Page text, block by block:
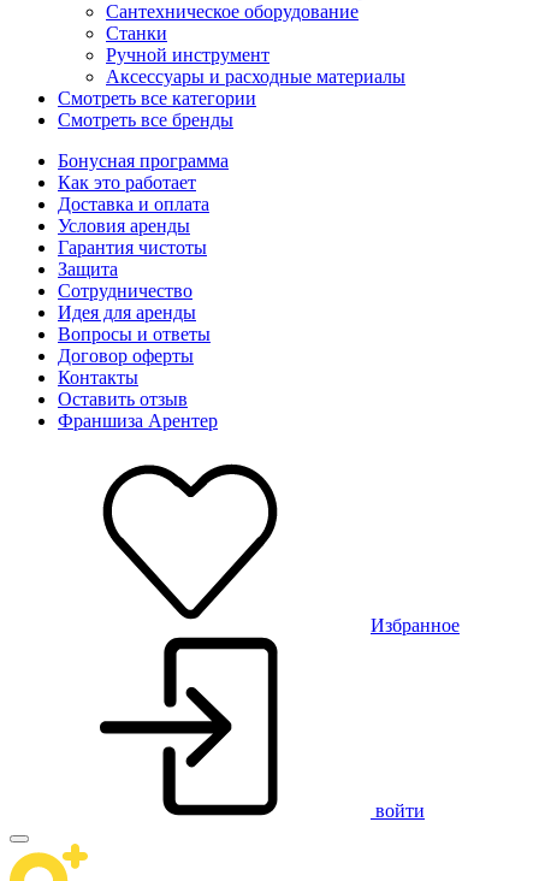
Сантехническое оборудование
Станки
Ручной инструмент
Аксессуары и расходные материалы
Смотреть все категории
Смотреть все бренды
Бонусная программа
Как это работает
Доставка и оплата
Условия аренды
Гарантия чистоты
Защита
Сотрудничество
Идея для аренды
Вопросы и ответы
Договор оферты
Контакты
Оставить отзыв
Франшиза Арентер
Избранное
войти